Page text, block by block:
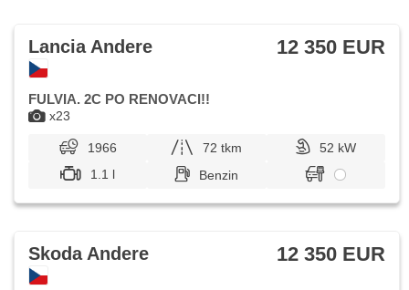
x23
Lancia Andere 12 350 EUR
FULVIA. 2C PO RENOVACI!!
1966 72 tkm
52 kW
1.1 l
Benzin
Skoda Andere 12 350 EUR